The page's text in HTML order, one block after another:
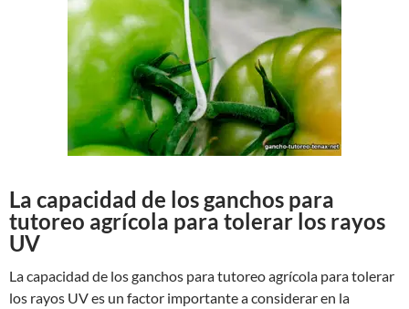
La capacidad de los ganchos para
tutoreo agrícola para tolerar los rayos
UV
La capacidad de los ganchos para tutoreo agrícola para tolerar
los rayos UV es un factor importante a considerar en la